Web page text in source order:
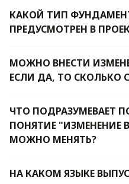
КАКОЙ ТИП
ПРЕДУСМОТРЕН В
МОЖНО ВНЕСТИ
ЕСЛИ ДА, ТО СКОЛЬКО
ЧТО ПОДРАЗУМЕВАЕТ
ПОНЯТИЕ "ИЗМЕНЕНИЕ
МОЖНО МЕНЯТЬ?
НА КАКОМ ЯЗЫКЕ